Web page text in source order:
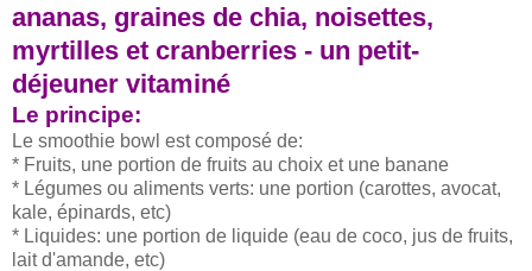
ananas, graines de chia, noisettes,
myrtilles et cranberries - un petit-
déjeuner vitaminé
Le principe:
Le smoothie bowl est composé de:
* Fruits, une portion de fruits au choix et une banane
* Légumes ou aliments verts: une portion (carottes, avocat,
kale, épinards, etc)
* Liquides: une portion de liquide (eau de coco, jus de fruits,
lait d'amande, etc)